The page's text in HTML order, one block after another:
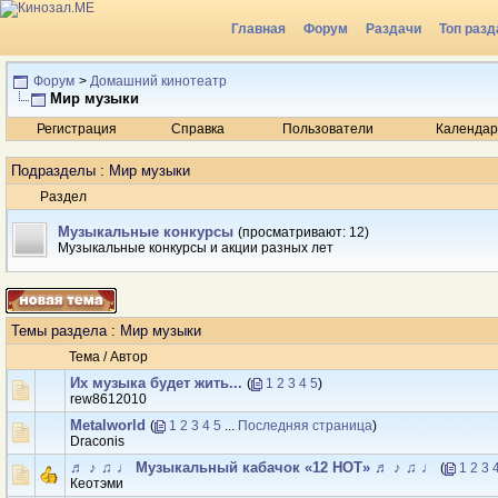
Главная Форум Раздачи Топ
Радио
Форум > Домашний кинотеатр
Мир музыки
Регистрация Справка Пользователи
Подразделы : Мир музыки
Раздел
Музыкальные конкурсы (просматривают: 12)
Музыкальные конкурсы и акции разных лет
Темы раздела: Мир музыки
Тема /Автор
Их музыка будет жить... ( 1 2 3 4 5)
rew8612010
Metalworld ( 1 2 3 4 5 ... Последняя страница)
Draconis
♬ ♪ ♫ ♩ Музыкальный кабачок «12 НОТ» ♬ ♪ ♫ ♩ ( 1 2 3
Кеотэми